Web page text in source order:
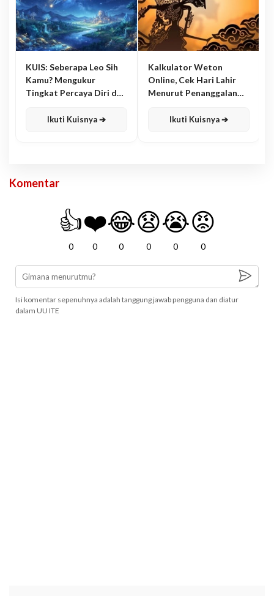
KUIS: Seberapa Leo Sih
Kamu? Mengukur
Tingkat Percaya Diri dan
Ikuti Kuisnya ➔
Kalkulator Weton
Online, Cek Hari Lahir
Menurut Penanggalan
Ikuti Kuisnya ➔
Komentar
👍
0
❤️
0
😂
0
😧
0
😭
0
😡
0
Isi komentar sepenuhnya adalah tanggung jawab pengguna dan diatur
dalam UU ITE